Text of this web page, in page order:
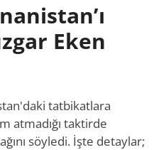
Eken
tatbikatlara
atmadığı taktirde
söyledi. İşte detaylar;